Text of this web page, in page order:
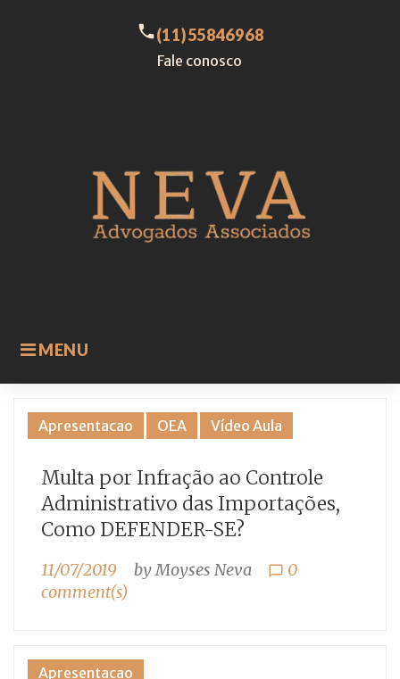
MENU
call(11)55846968
Fale conosco
Categoria:
Apresentacao OEA Vídeo Aula
Multa por Infração ao Controle
Administrativo das Importações,
Como DEFENDER-SE?
11/07/2019 byMoyses Neva chat_bubble_outline 0
comment(s)
Apresentacao